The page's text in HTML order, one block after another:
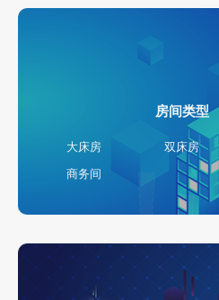
房间类型
大床房 双床房
商务间